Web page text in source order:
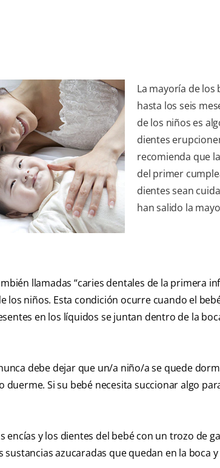
La mayoría de
hasta los seis
de los niños es
dientes
recomienda que
del primer
dientes sean
han salido la
llamadas “caries dentales de la primera
los niños. Esta condición ocurre cuando el
en los líquidos se juntan dentro de la
debe dejar que un/a niño/a se quede
Si su bebé necesita succionar algo
y los dientes del bebé con un trozo de
azucaradas que quedan en la boca